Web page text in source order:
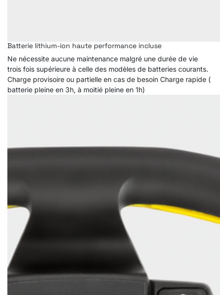
Batterie lithium-ion haute performance incluse
Ne nécessite aucune maintenance malgré une durée de vie
trois fois supérieure à celle des modèles de batteries courants.
Charge provisoire ou partielle en cas de besoin Charge rapide (
batterie pleine en 3h, à moitié pleine en 1h)